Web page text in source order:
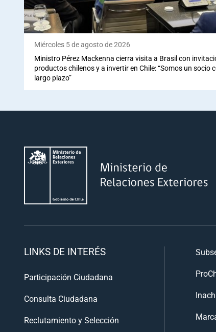
Miércoles 5 de agosto de 2026
Ministro Pérez Mackenna cierra visita a Brasil con
productos chilenos y a invertir en Chile: “Somos un socio
largo plazo”
LINKS DE INTERÉS
Participación Ciudadana
Consulta Ciudadana
Reclutamiento y Selección
Inach